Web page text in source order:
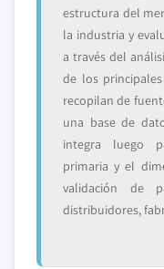
estructura del
la industria y
a través del
de los
recopilan de
una base de
integra luego
primaria y el
validación de
distribuidores,